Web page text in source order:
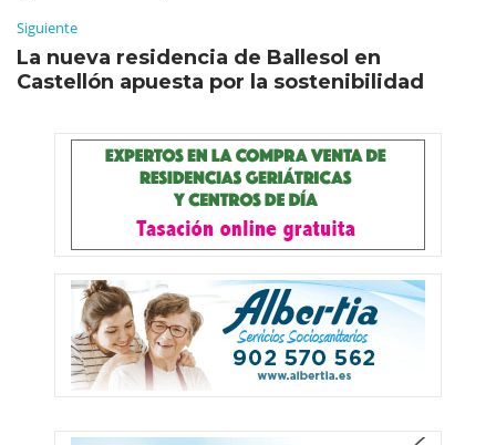
Siguiente
La nueva residencia de Ballesol en
Castellón apuesta por la sostenibilidad